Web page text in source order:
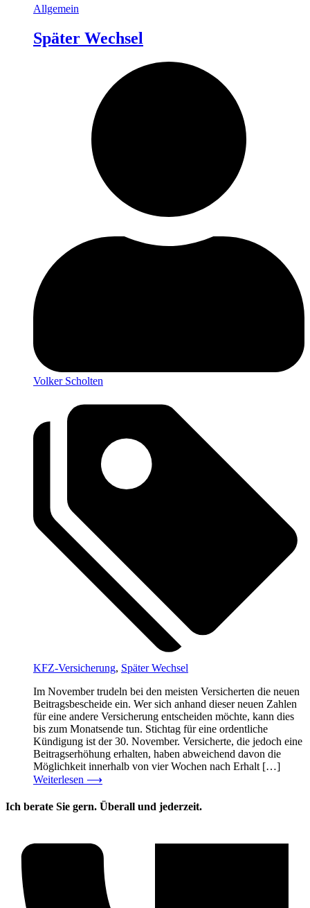
Allgemein
Später Wechsel
Volker Scholten
KFZ-Versicherung, Später Wechsel
Im November trudeln bei den meisten Versicherten die neuen
Beitragsbescheide ein. Wer sich anhand dieser neuen Zahlen
für eine andere Versicherung entscheiden möchte, kann dies
bis zum Monatsende tun. Stichtag für eine ordentliche
Kündigung ist der 30. November. Versicherte, die jedoch eine
Beitragserhöhung erhalten, haben abweichend davon die
Möglichkeit innerhalb von vier Wochen nach Erhalt […]
Weiterlesen ⟶
Ich berate Sie gern. Überall und jederzeit.